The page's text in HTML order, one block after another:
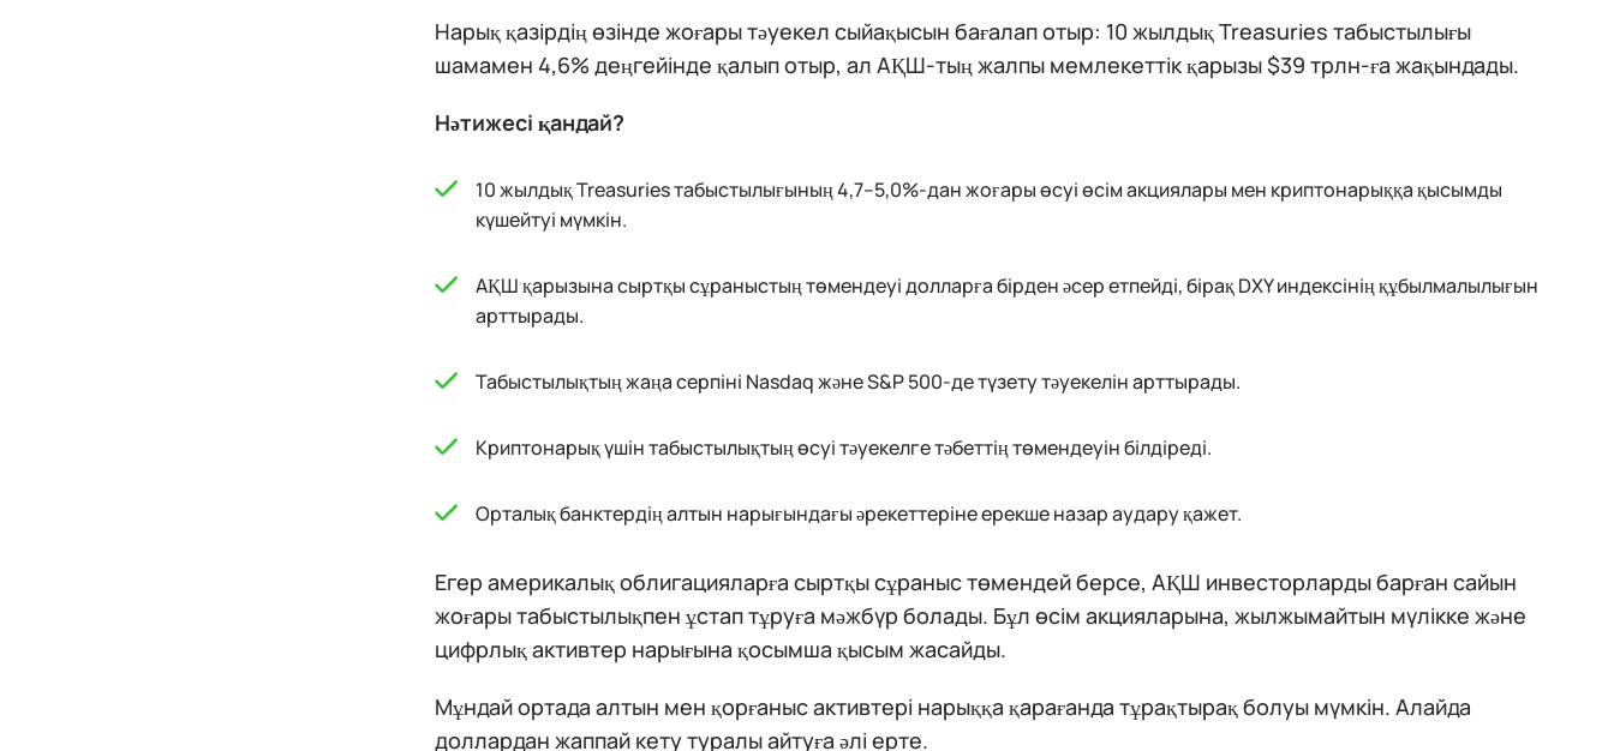
Нарық қазірдің өзінде жоғары тәуекел сыйақысын бағалап отыр: 10 жылдық Treasuries табыстылығы
шамамен 4,6% деңгейінде қалып отыр, ал АҚШ-тың жалпы мемлекеттік қарызы $39 трлн-ға жақындады.
Нәтижесі қандай?
10 жылдық Treasuries табыстылығының 4,7–5,0%-дан жоғары өсуі өсім акциялары мен криптонарыққа қысымды
күшейтуі мүмкін.
АҚШ қарызына сыртқы сұраныстың төмендеуі долларға бірден әсер етпейді, бірақ DXY индексінің құбылмалылығын
арттырады.
Табыстылықтың жаңа серпіні Nasdaq және S&P 500-де түзету тәуекелін арттырады.
Криптонарық үшін табыстылықтың өсуі тәуекелге тәбеттің төмендеуін білдіреді.
Орталық банктердің алтын нарығындағы әрекеттеріне ерекше назар аудару қажет.
Егер америкалық облигацияларға сыртқы сұраныс төмендей берсе, АҚШ инвесторларды барған сайын
жоғары табыстылықпен ұстап тұруға мәжбүр болады. Бұл өсім акцияларына, жылжымайтын мүлікке және
цифрлық активтер нарығына қосымша қысым жасайды.
Мұндай ортада алтын мен қорғаныс активтері нарыққа қарағанда тұрақтырақ болуы мүмкін. Алайда
доллардан жаппай кету туралы айтуға әлі ерте.